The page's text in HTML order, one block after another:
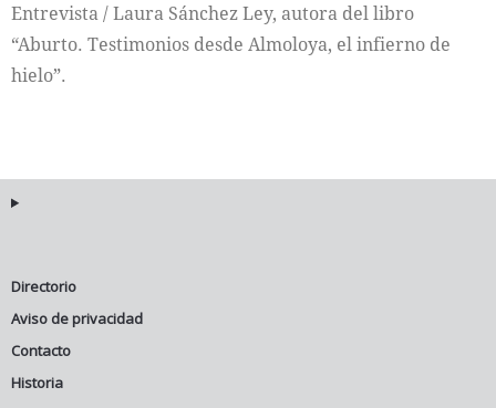
Cultura
Entrevista / Laura Sánchez Ley, autora del libro
“Aburto. Testimonios desde Almoloya, el infierno de
hielo”.
Directorio
Aviso de privacidad
Contacto
Historia